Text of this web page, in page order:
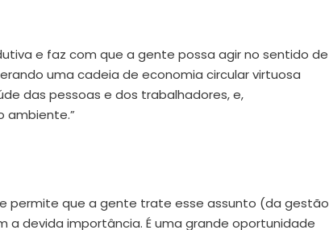
e faz com que a gente possa agir no sentido de
uma cadeia de economia circular virtuosa
das pessoas e dos trabalhadores, e,
ambiente.”
permite que a gente trate esse assunto (da gestão
devida importância. É uma grande oportunidade